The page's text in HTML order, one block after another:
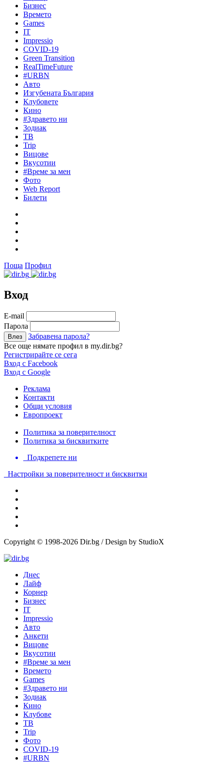
Бизнес
Времето
Games
IT
Impressio
COVID-19
Green Transition
RealTimeFuture
#URBN
Авто
Изгубената България
Клубовете
Кино
#Здравето ни
Зодиак
ТВ
Trip
Вицове
Вкусотии
#Време за мен
Фото
Web Report
Билети
Поща Профил
Вход
Е-mail
Парола
Забравена парола?
Все още нямате профил в my.dir.bg?
Регистрирайте се сега
Вход с Facebook
Вход с Google
Реклама
Контакти
Общи условия
Европроект
Политика за поверителност
Политика за бисквитките
Подкрепете ни
Настройки за поверителност и бисквитки
Copyright © 1998-2026 Dir.bg / Design by StudioX
Днес
Лайф
Корнер
Бизнес
IT
Impressio
Авто
Анкети
Вицове
Вкусотии
#Време за мен
Времето
Games
#Здравето ни
Зодиак
Кино
Клубове
ТВ
Trip
Фото
COVID-19
#URBN